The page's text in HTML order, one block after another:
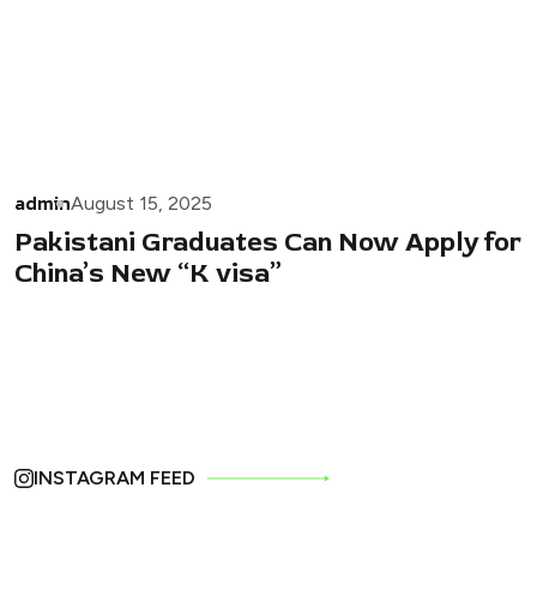
adminAugust 15, 2025
Pakistani Graduates Can Now Apply for
China’s New “K visa”
INSTAGRAM FEED